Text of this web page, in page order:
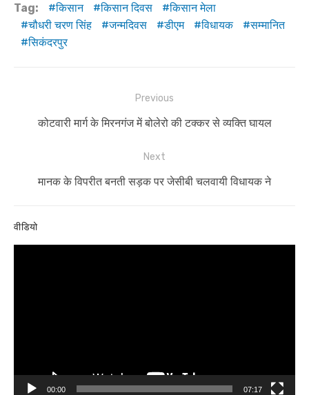
Tag: किसान किसान दिवस
किसान मेला
चौधरी चरण सिंह
जन्मदिवस डीएम विधायक
सम्मानित
सिकंदरपुर
navigation
Previous
Previous
कोटवारी मार्ग के मिरनगंज में बोलेरो की टक्कर से व्यक्ति घायल
Next
Next
मानक के विपरीत बनती सड़क पर जेसीबी चलवायी विधायक ने
वीडियो
00:00 07:17